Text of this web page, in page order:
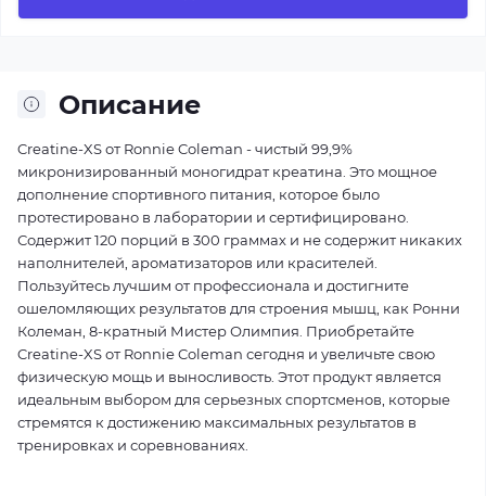
Описание
Creatine-XS от Ronnie Coleman - чистый 99,9%
микронизированный моногидрат креатина. Это мощное
дополнение спортивного питания, которое было
протестировано в лаборатории и сертифицировано.
Содержит 120 порций в 300 граммах и не содержит никаких
наполнителей, ароматизаторов или красителей.
Пользуйтесь лучшим от профессионала и достигните
ошеломляющих результатов для строения мышц, как Ронни
Колеман, 8-кратный Мистер Олимпия. Приобретайте
Creatine-XS от Ronnie Coleman сегодня и увеличьте свою
физическую мощь и выносливость. Этот продукт является
идеальным выбором для серьезных спортсменов, которые
стремятся к достижению максимальных результатов в
тренировках и соревнованиях.